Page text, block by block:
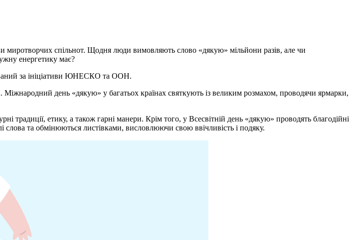
миротворчих спільнот. Щодня люди вимовляють слово «дякую» мільйони разів, але чи
енергетику має?
за ініціативи ЮНЕСКО та ООН.
день «дякую» у багатьох країнах святкують із великим розмахом, проводячи ярмарки,
традиції, етику, а також гарні манери. Крім того, у Всесвітній день «дякую» проводять благодійні
та обмінюються листівками, висловлюючи свою ввічливість і подяку.